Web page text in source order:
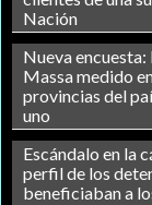
Nación
Nueva
Massa medido
provincias del
uno
Escándalo en la
perfil de los
beneficiaban a